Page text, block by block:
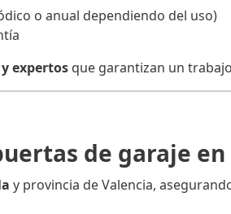
o anual dependiendo del uso)
expertos que garantizan un
de garaje
y provincia de Valencia,